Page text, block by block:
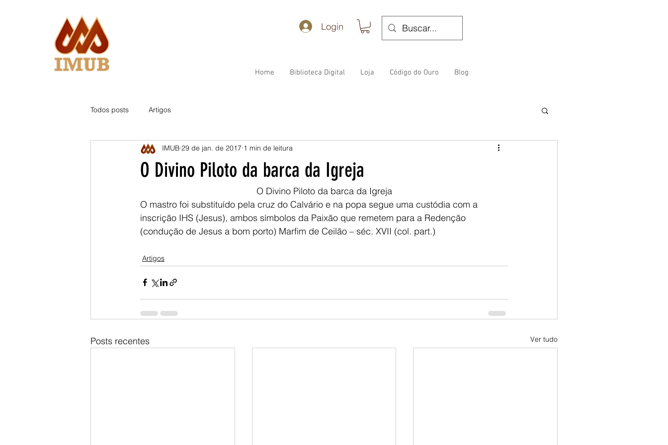
Login
Home Biblioteca Digital Loja Código do Ouro Blog
Todos posts Artigos
O Divino Piloto da barca da Igreja
IMUB 29 de jan. de 2017 1 min de leitura
O Divino Piloto da barca da Igreja
O mastro foi substituído pela cruz do Calvário e na popa segue uma custódia com a
inscrição IHS (Jesus), ambos símbolos da Paixão que remetem para a Redenção
(condução de Jesus a bom porto) Marfim de Ceilão – séc. XVII (col. part.)
Artigos
Posts recentes Ver tudo